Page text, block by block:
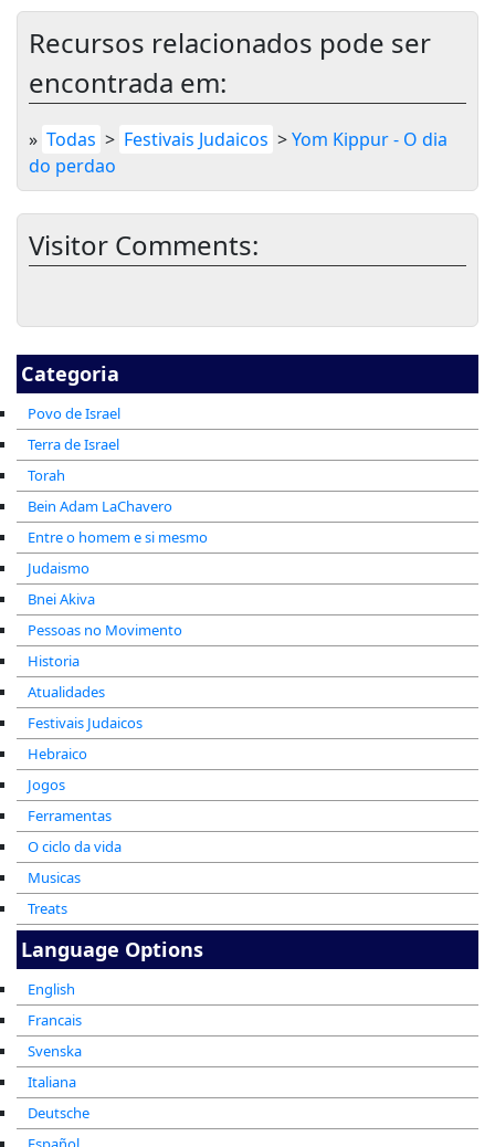
Categoria
Povo de Israel
Terra de Israel
Torah
Bein Adam LaChavero
Entre o homem e si mesmo
Judaismo
Bnei Akiva
Pessoas no Movimento
Historia
Atualidades
Festivais Judaicos
Hebraico
Jogos
Ferramentas
O ciclo da vida
Musicas
Treats
Recursos relacionados pode ser
encontrada em:
» Todas > Festivais Judaicos >Yom Kippur - O dia
do perdao
Visitor Comments:
Language Options
English
Francais
Svenska
Italiana
Deutsche